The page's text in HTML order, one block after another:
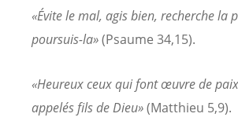
«Évite le mal, agis bien, recherche la
poursuis-la»(Psaume 34,15).
«Heureux ceux qui font œuvre de
appelés fils de Dieu»(Matthieu 5,9).